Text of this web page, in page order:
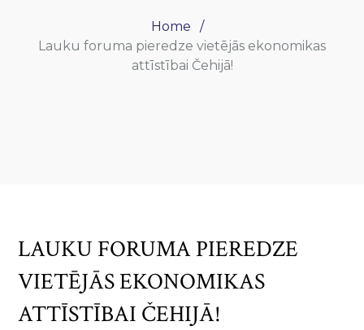
Home
Lauku foruma pieredze vietējās ekonomikas
attīstībai Čehijā!
LAUKU FORUMA PIEREDZE
VIETĒJĀS EKONOMIKAS
ATTĪSTĪBAI ČEHIJĀ!